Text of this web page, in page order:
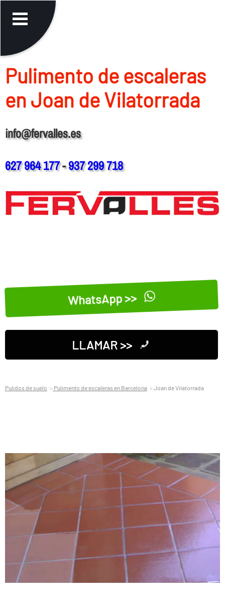
Pulimento de escaleras
en Joan de Vilatorrada
info@fervalles.es
627 964 177-937 299 718
WhatsApp >>
LLAMAR >>
Pulidos de suelo Pulimento de escaleras en Barcelona Joan de Vilatorrada